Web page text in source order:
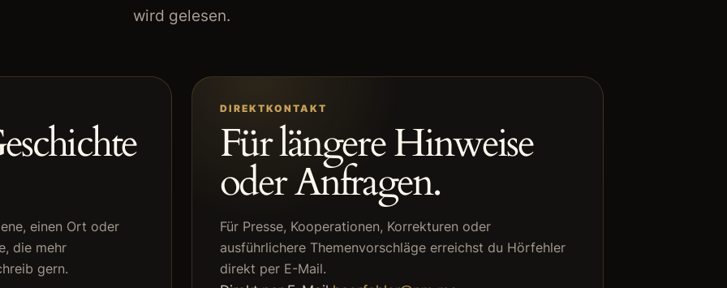
wird gelesen.
einen Ort oder
die mehr
gern.
DIREKTKONTAKT
Für längere Hinweise
oder Anfragen.
Für Presse, Kooperationen, Korrekturen oder
ausführlichere Themenvorschläge erreichst du Hörfehler
direkt per E-Mail.